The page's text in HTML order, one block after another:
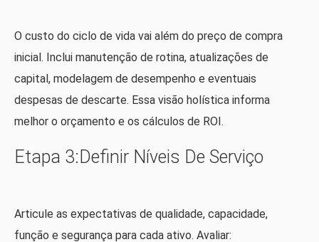
O custo do ciclo de vida vai além do preço de compra
inicial. Inclui manutenção de rotina, atualizações de
capital, modelagem de desempenho e eventuais
despesas de descarte. Essa visão holística informa
melhor o orçamento e os cálculos de ROI.
Etapa 3:Definir Níveis De Serviço
Articule as expectativas de qualidade, capacidade,
função e segurança para cada ativo. Avaliar: